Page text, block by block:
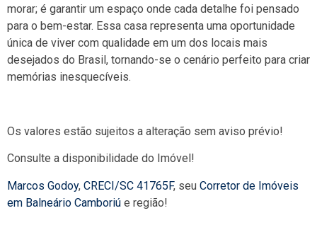
morar; é garantir um espaço onde cada detalhe foi pensado
para o bem-estar. Essa casa representa uma oportunidade
única de viver com qualidade em um dos locais mais
desejados do Brasil, tornando-se o cenário perfeito para criar
memórias inesquecíveis.
Os valores estão sujeitos a alteração sem aviso prévio!
Consulte a disponibilidade do Imóvel!
Marcos Godoy, CRECI/SC 41765F, seu Corretor de Imóveis
em Balneário Camboriú e região!